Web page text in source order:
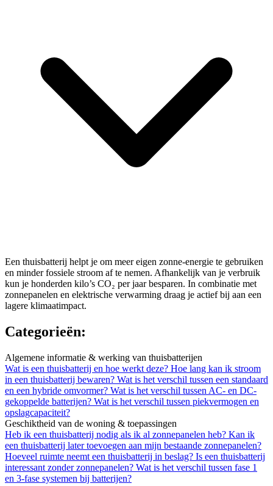
Een thuisbatterij helpt je om meer eigen zonne-energie te gebruiken
en minder fossiele stroom af te nemen. Afhankelijk van je verbruik
kun je honderden kilo’s CO₂ per jaar besparen. In combinatie met
zonnepanelen en elektrische verwarming draag je actief bij aan een
lagere klimaatimpact.
Categorieën:
Algemene informatie & werking van thuisbatterijen
Wat is een thuisbatterij en hoe werkt deze? Hoe lang kan ik stroom
in een thuisbatterij bewaren? Wat is het verschil tussen een standaard
en een hybride omvormer? Wat is het verschil tussen AC- en DC-
gekoppelde batterijen? Wat is het verschil tussen piekvermogen en
opslagcapaciteit?
Geschiktheid van de woning & toepassingen
Heb ik een thuisbatterij nodig als ik al zonnepanelen heb? Kan ik
een thuisbatterij later toevoegen aan mijn bestaande zonnepanelen?
Hoeveel ruimte neemt een thuisbatterij in beslag? Is een thuisbatterij
interessant zonder zonnepanelen? Wat is het verschil tussen fase 1
en 3-fase systemen bij batterijen?